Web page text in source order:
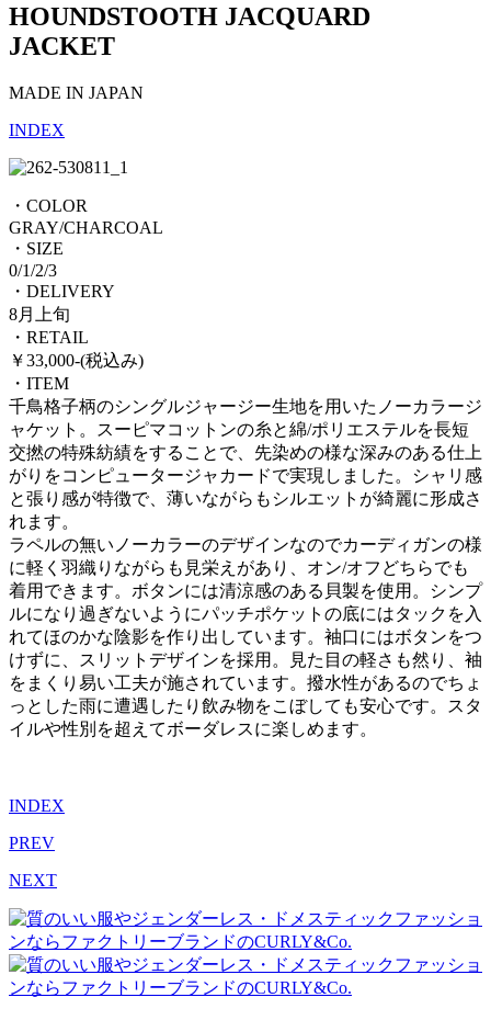
HOUNDSTOOTH JACQUARD
JACKET
MADE IN JAPAN
INDEX
・COLOR
GRAY/CHARCOAL
・SIZE
0/1/2/3
・DELIVERY
8月上旬
・RETAIL
￥33,000-(税込み)
・ITEM
千鳥格子柄のシングルジャージー生地を用いたノーカラージ
ャケット。スーピマコットンの糸と綿/ポリエステルを長短
交撚の特殊紡績をすることで、先染めの様な深みのある仕上
がりをコンピュータージャカードで実現しました。シャリ感
と張り感が特徴で、薄いながらもシルエットが綺麗に形成さ
れます。
ラペルの無いノーカラーのデザインなのでカーディガンの様
に軽く羽織りながらも見栄えがあり、オン/オフどちらでも
着用できます。ボタンには清涼感のある貝製を使用。シンプ
ルになり過ぎないようにパッチポケットの底にはタックを入
れてほのかな陰影を作り出しています。袖口にはボタンをつ
けずに、スリットデザインを採用。見た目の軽さも然り、袖
をまくり易い工夫が施されています。撥水性があるのでちょ
っとした雨に遭遇したり飲み物をこぼしても安心です。スタ
イルや性別を超えてボーダレスに楽しめます。
INDEX
PREV
NEXT